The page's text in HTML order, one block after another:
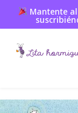
Mantente